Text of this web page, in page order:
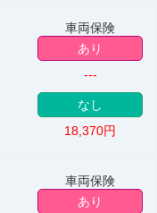
車両保険
あり
---
なし
18,370円
車両保険
あり